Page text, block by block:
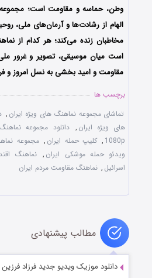
وطن، حماسه و مقاومت است؛
الهام از رشادت‌ها و آرمان‌های ملی،
مخاطبان زنده می‌کند؛ هر کدام از
است میان موسیقی، تصویر و غرور
مقاومت و امید بخشی به نسل امروز و
برچسب ها
تماشای مجموعه نماهنگ های ویژه ایران ,
های ویژه ایران , دانلود مجموعه
1080p
, کلیپ حمله ایران , مجموعه
ویدئو حمله موشکی ایران , نماهنگ
اسرائیل , نماهنگ مقاومت مردم ایران
مطالب پیشنهادی
دانلود موزیک ویدیو جدید فرزاد فرزین